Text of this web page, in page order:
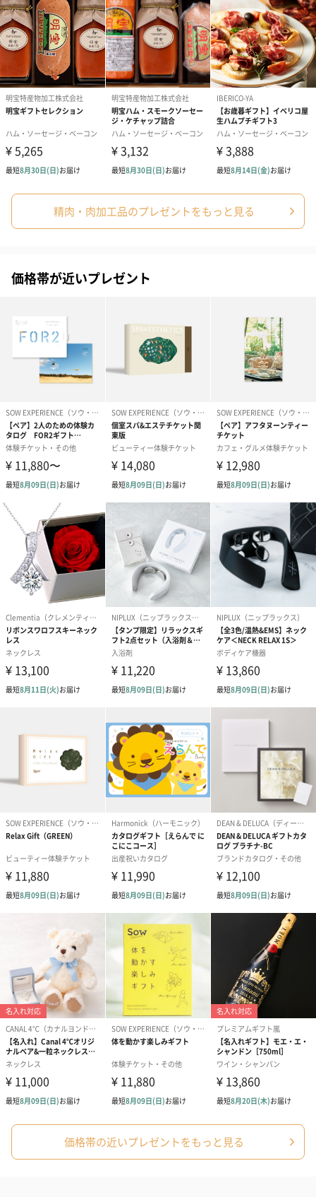
精肉・肉加工品のプレゼントをもっと見る
価格帯が近いプレゼント
価格帯の近いプレゼントをもっと見る